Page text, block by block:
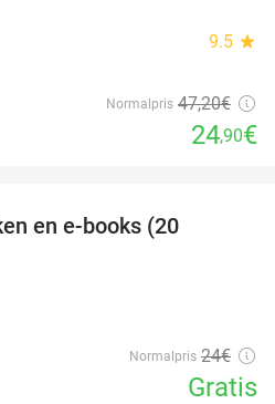
9.5 star
Normalpris 47,20€
24,90€
en e-books (20
Normalpris 24€
Gratis